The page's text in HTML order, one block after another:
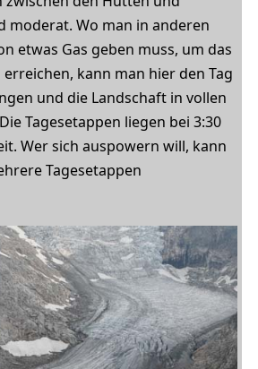
moderat. Wo man in anderen
etwas Gas geben muss, um das
kann man hier den Tag
und die Landschaft in vollen
Tagesetappen liegen bei 3:30
Wer sich auspowern will, kann
Tagesetappen